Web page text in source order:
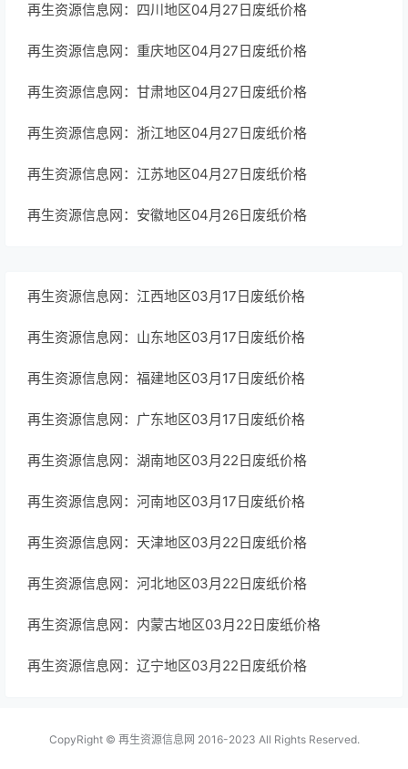
再生资源信息网：四川地区04月27日废纸价格
再生资源信息网：重庆地区04月27日废纸价格
再生资源信息网：甘肃地区04月27日废纸价格
再生资源信息网：浙江地区04月27日废纸价格
再生资源信息网：江苏地区04月27日废纸价格
再生资源信息网：安徽地区04月26日废纸价格
再生资源信息网：江西地区03月17日废纸价格
再生资源信息网：山东地区03月17日废纸价格
再生资源信息网：福建地区03月17日废纸价格
再生资源信息网：广东地区03月17日废纸价格
再生资源信息网：湖南地区03月22日废纸价格
再生资源信息网：河南地区03月17日废纸价格
再生资源信息网：天津地区03月22日废纸价格
再生资源信息网：河北地区03月22日废纸价格
再生资源信息网：内蒙古地区03月22日废纸价格
再生资源信息网：辽宁地区03月22日废纸价格
CopyRight © 再生资源信息网 2016-2023 All Rights Reserved.